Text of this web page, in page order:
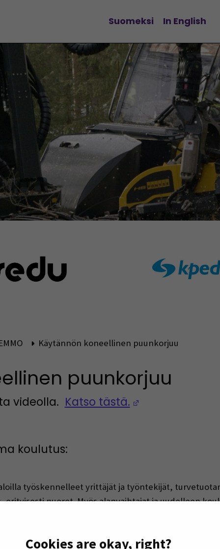
Cookies are okay, right?
Vaihda kieltä
Suomeksi In English
Käytännön koneellinen puunkorjuu
puunkorjuu
videolla. Katso tästä.
koulutus:
työskennelleet yrittäjät ja työntekijät,
erityisesti nuoret. Myös alanvaihtajat ja uudelleen